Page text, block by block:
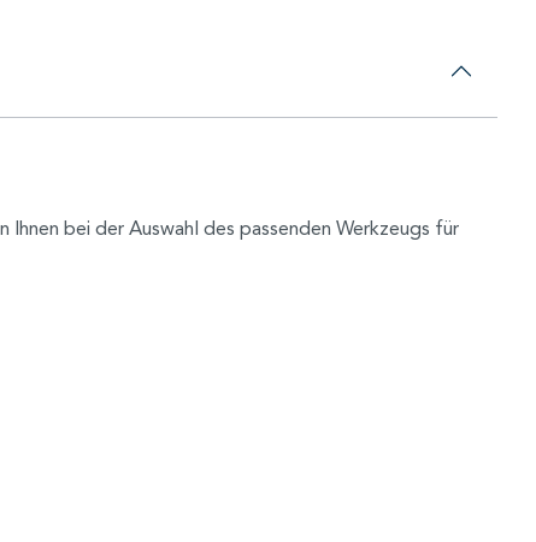
bei der Auswahl des passenden Werkzeugs für